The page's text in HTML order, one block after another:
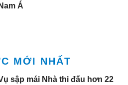
Nam Á
MỚI NHẤT
sập mái Nhà thi đấu hơn 22